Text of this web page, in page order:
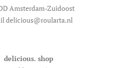
Amsterdam-Zuidoost
delicious@roularta.nl
delicious. shop